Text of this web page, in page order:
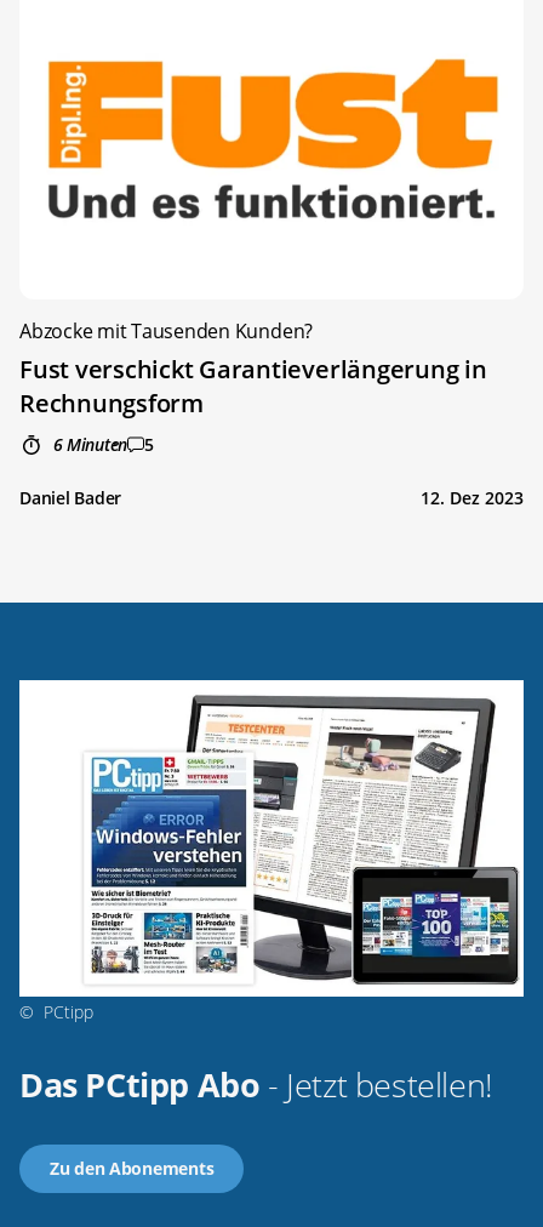
Abzocke mit Tausenden Kunden?
Fust verschickt Garantieverlängerung in
Rechnungsform
6 Minuten 5
Daniel Bader 12. Dez 2023
© PCtipp
Das PCtipp Abo - Jetzt bestellen!
Zu den Abonements